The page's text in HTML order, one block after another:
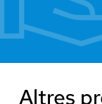
Altres